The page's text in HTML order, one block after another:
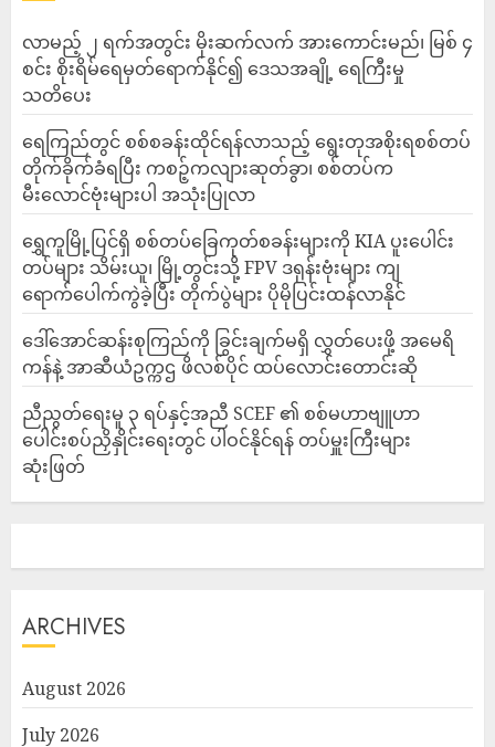
လာမည့် ၂ ရက်အတွင်း မိုးဆက်လက် အားကောင်းမည်၊ မြစ် ၄
စင်း စိုးရိမ်ရေမှတ်ရောက်နိုင်၍ ဒေသအချို့ ရေကြီးမှု
သတိပေး
ရေကြည်တွင် စစ်စခန်းထိုင်ရန်လာသည့် ရွေးတုအစိုးရစစ်တပ်
တိုက်ခိုက်ခံရပြီး ကစဉ့်ကလျားဆုတ်ခွာ၊ စစ်တပ်က
မီးလောင်ဗုံးများပါ အသုံးပြုလာ
‎ရွှေကူမြို့ပြင်ရှိ စစ်တပ်ခြေကုတ်စခန်းများကို KIA ပူးပေါင်း
တပ်များ သိမ်းယူ၊ မြို့တွင်းသို့ FPV ဒရုန်းဗုံးများ ကျ
ရောက်ပေါက်ကွဲခဲ့ပြီး တိုက်ပွဲများ ပိုမိုပြင်းထန်လာနိုင်
ဒေါ်အောင်ဆန်းစုကြည်ကို ခြွင်းချက်မရှိ လွှတ်ပေးဖို့ အမေရိ
ကန်နဲ့ အာဆီယံဥက္ကဌ ဖိလစ်ပိုင် ထပ်လောင်းတောင်းဆို
ညီညွတ်ရေးမူ ၃ ရပ်နှင့်အညီ SCEF ၏ စစ်မဟာဗျူဟာ
ပေါင်းစပ်ညှိနှိုင်းရေးတွင် ပါဝင်နိုင်ရန် တပ်မှူးကြီးများ
ဆုံးဖြတ်
ARCHIVES
August 2026
July 2026